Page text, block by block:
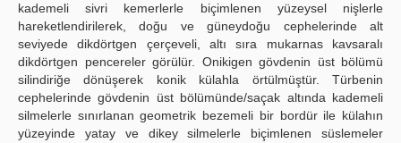
kademeli sivri kemerlerle biçimlenen yüzeysel nişlerle
hareketlendirilerek, doğu ve güneydoğu cephelerinde alt
seviyede dikdörtgen çerçeveli, altı sıra mukarnas kavsaralı
dikdörtgen pencereler görülür. Onikigen gövdenin üst bölümü
silindiriğe dönüşerek konik külahla örtülmüştür. Türbenin
cephelerinde gövdenin üst bölümünde/saçak altında kademeli
silmelerle sınırlanan geometrik bezemeli bir bordür ile külahın
yüzeyinde yatay ve dikey silmelerle biçimlenen süslemeler